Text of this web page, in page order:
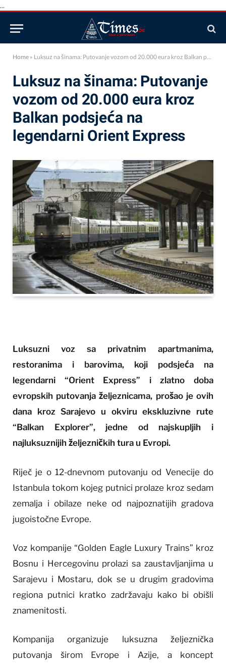
...
Home » Luksuz na šinama: Putovanje vozom od 20.000 eura kroz Balkan podsjeća na legendarni Orient Express
Luksuz na šinama: Putovanje
vozom od 20.000 eura kroz
Balkan podsjeća na
legendarni Orient Express
Luksuzni voz sa privatnim apartmanima,
restoranima i barovima, koji podsjeća na
legendarni “Orient Express” i zlatno doba
evropskih putovanja željeznicama, prošao je ovih
dana kroz Sarajevo u okviru ekskluzivne rute
“Balkan Explorer”, jedne od najskupljih i
najluksuznijih željezničkih tura u Evropi.
Riječ je o 12-dnevnom putovanju od Venecije do
Istanbula tokom kojeg putnici prolaze kroz sedam
zemalja i obilaze neke od najpoznatijih gradova
jugoistočne Evrope.
Voz kompanije “Golden Eagle Luxury Trains” kroz
Bosnu i Hercegovinu prolazi sa zaustavljanjima u
Sarajevu i Mostaru, dok se u drugim gradovima
regiona putnici kratko zadržavaju kako bi obišli
znamenitosti.
Kompanija organizuje luksuzna željeznička
putovanja širom Evrope i Azije, a koncept